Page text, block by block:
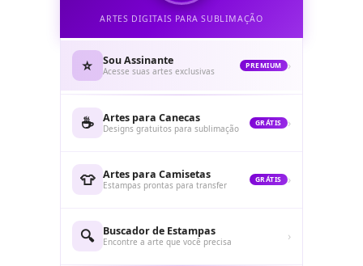
ARTES DIGITAIS PARA SUBLIMAÇÃO
⭐ Sou Assinante
Acesse suas artes exclusivas
PREMIUM ›
☕ Artes para Canecas
Designs gratuitos para sublimação
GRÁTIS ›
👕 Artes para Camisetas
Estampas prontas para transfer
GRÁTIS ›
🔍 Buscador de Estampas
Encontre a arte que você precisa ›